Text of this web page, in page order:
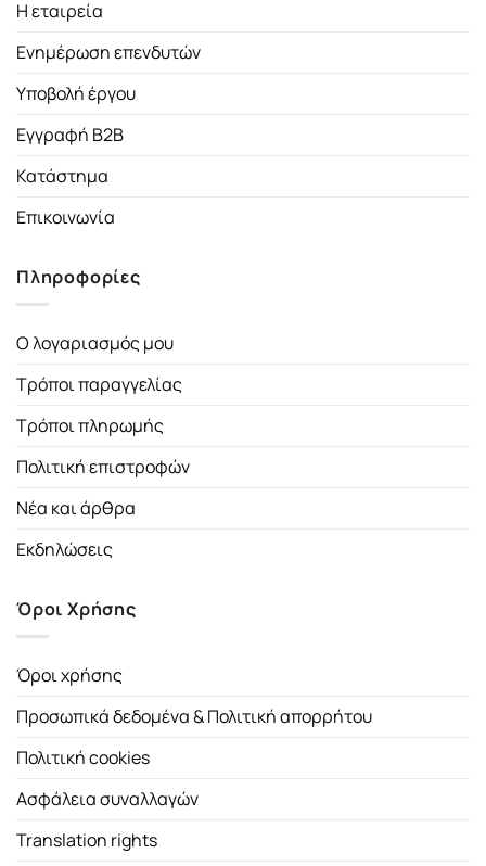
Η εταιρεία
Ενημέρωση επενδυτών
Υποβολή έργου
Εγγραφή B2B
Κατάστημα
Επικοινωνία
Πληροφορίες
Ο λογαριασμός μου
Τρόποι παραγγελίας
Τρόποι πληρωμής
Πολιτική επιστροφών
Νέα και άρθρα
Εκδηλώσεις
Όροι Χρήσης
Όροι χρήσης
Προσωπικά δεδομένα & Πολιτική απορρήτου
Πολιτική cookies
Ασφάλεια συναλλαγών
Translation rights